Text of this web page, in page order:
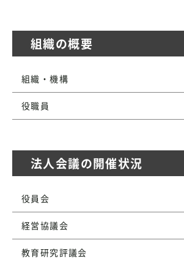
組織の概要
組織・機構
役職員
法人会議の開催状況
役員会
経営協議会
教育研究評議会